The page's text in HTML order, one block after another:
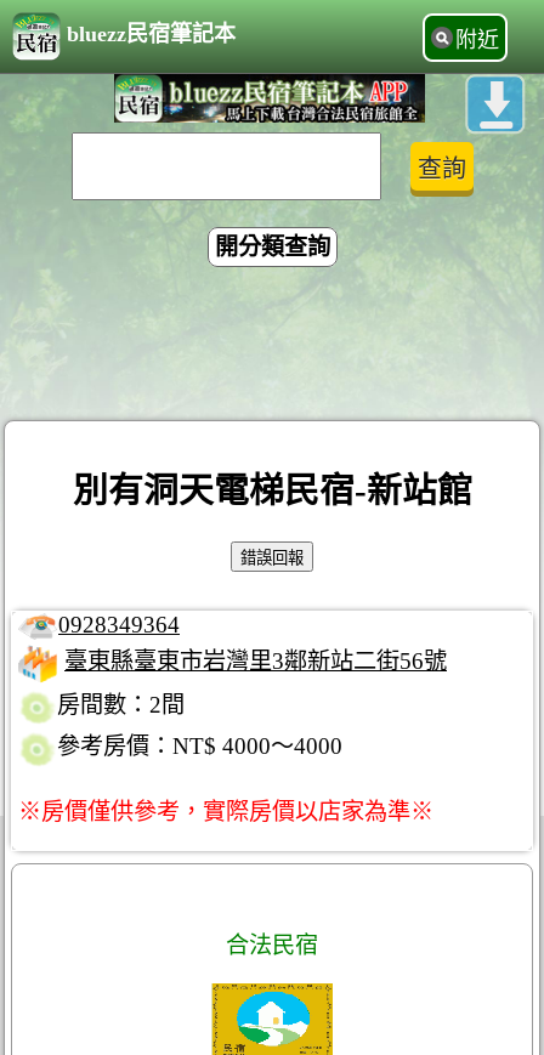
bluezz民宿筆記本 附近
開分類查詢
別有洞天電梯民宿-新站館
0928349364
臺東縣臺東市岩灣里3鄰新站二街56號
房間數：2間
參考房價：NT$ 4000～4000
※房價僅供參考，實際房價以店家為準※
合法民宿